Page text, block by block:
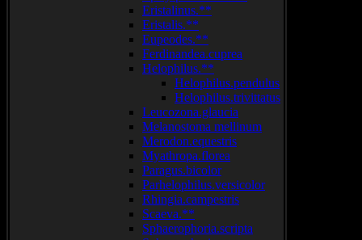
Eristalinus.**
Eristalis.**
Eupeodes.**
Ferdinandea.cuprea
Helophilus.**
Helophilus.pendulus
Helophilus.trivittatus
Leucozona.glaucia
Melanostoma mellinum
Merodon.equestris
Myathropa.florea
Paragus.bicolor
Parhelophilus.versicolor
Rhingia.campestris
Scaeva.**
Sphaerophoria.scripta